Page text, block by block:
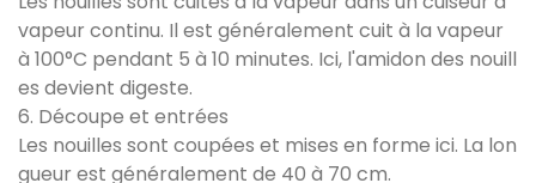
vapeur continu. Il est généralement cuit à la vapeur
à 100°C pendant 5 à 10 minutes. Ici, l'amidon des nouill
es devient digeste.
6. Découpe et entrées
Les nouilles sont coupées et mises en forme ici. La lon
gueur est généralement de 40 à 70 cm.